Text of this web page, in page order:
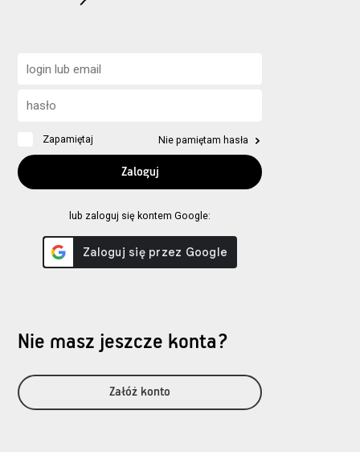
Zapamiętaj Nie pamiętam hasła
lub zaloguj się kontem Google:
Nie masz jeszcze konta?
Załóż konto